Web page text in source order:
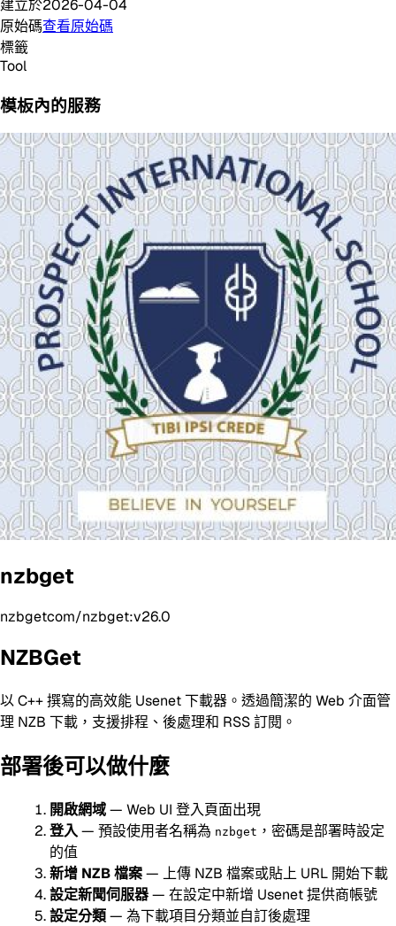
建立於2026-04-04
原始碼查看原始碼
標籤
Tool
模板內的服務
nzbget
nzbgetcom/nzbget:v26.0
NZBGet
以 C++ 撰寫的高效能 Usenet 下載器。透過簡潔的 Web 介面管
理 NZB 下載，支援排程、後處理和 RSS 訂閱。
部署後可以做什麼
開啟網域— Web UI 登入頁面出現
登入— 預設使用者名稱為 nzbget ，密碼是部署時設定
的值
新增 NZB 檔案— 上傳 NZB 檔案或貼上 URL 開始下載
設定新聞伺服器— 在設定中新增 Usenet 提供商帳號
設定分類— 為下載項目分類並自訂後處理